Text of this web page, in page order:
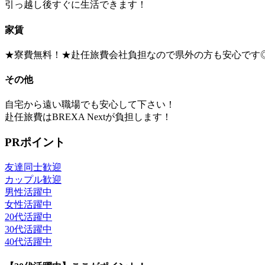
引っ越し後すぐに生活できます！
家賃
★寮費無料！★赴任旅費会社負担なので県外の方も安心で
その他
自宅から遠い職場でも安心して下さい！
赴任旅費はBREXA Nextが負担します！
PRポイント
友達同士歓迎
カップル歓迎
男性活躍中
女性活躍中
20代活躍中
30代活躍中
40代活躍中